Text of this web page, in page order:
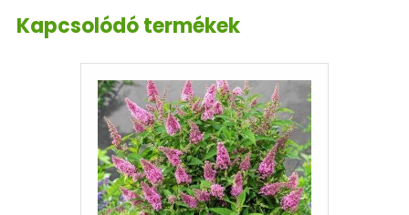
Kapcsolódó termékek